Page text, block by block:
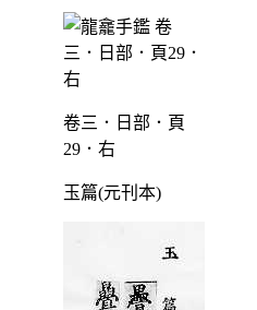
卷三．日部．頁
29．右
玉篇(元刊本)